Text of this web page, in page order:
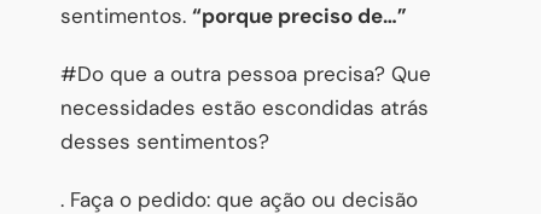
sentimentos. “porque preciso de…”
#Do que a outra pessoa precisa? Que
necessidades estão escondidas atrás
desses sentimentos?
. Faça o pedido: que ação ou decisão